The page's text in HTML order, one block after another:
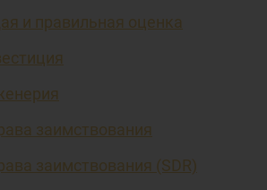
и правильная оценка
заимствования
заимствования (SDR)